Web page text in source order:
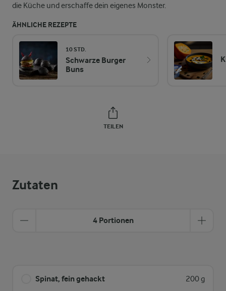
die Küche und erschaffe dein eigenes Monster.
ÄHNLICHE REZEPTE
10 STD.
Schwarze Burger
Buns
TEILEN
Zutaten
4 Portionen
Spinat, fein gehackt 200 g